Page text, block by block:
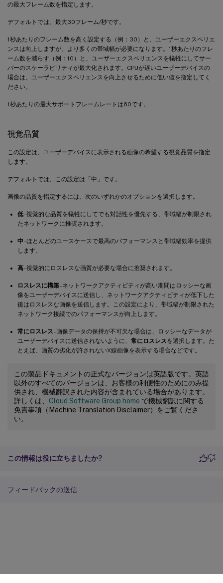
の最大フレーム数を指定します。
デフォルトでは、最大30フレーム/秒です。
1秒あたりのフレーム数を高く設定する（例：30）と、ユーザーエクスペリエ
ンスは向上しますが、より多くの帯域幅が必要になります。1秒あたりのフレ
ーム数を減らす（例：10）と、ユーザーエクスペリエンスを犠牲にしてサー
バーのスケーラビリティが最大化されます。CPUが遅いユーザーデバイスの
場合は、ユーザーエクスペリエンスを向上させるために低い値を指定してく
ださい。
1秒あたりの最大サポートフレームレートは60です。
視覚品質
この設定は、ユーザーデバイスに表示される画像の希望する視覚品質を指定
します。
デフォルトでは、この設定は「中」です。
画像の品質を指定するには、次のいずれかのオプションを選択します。
低- 視覚的な品質を犠牲にしてでも対話性を優先する、帯域幅が制限され
たネットワークに推奨されます。
中- ほとんどのユースケースで最高のパフォーマンスと帯域幅効率を提供
します。
高- 視覚的にロスレスな画質が必要な場合に推奨されます。
ロスレスに構築- ネットワークアクティビティが高い期間はロッシーな画
像をユーザーデバイスに送信し、ネットワークアクティビティが低下した
後はロスレスな画像を送信します。この設定により、帯域幅が制限された
ネットワーク接続でのパフォーマンスが向上します。
常にロスレス- 画像データの保持が不可欠な場合は、ロッシーなデータが
ユーザーデバイスに送信されないように、 常にロスレスを選択します。た
とえば、画質の劣化が許されないX線画像を表示する場合などです。
この製品ドキュメントの正式なバージョンは英語版です。英語
以外のすべてのバージョンは、お客様の利便性のためにのみ提
供され、機械翻訳された内容が含まれている場合があります。
詳しくは、 Cloud Software Group home で機械翻訳に関する
免責事項（Machine Translation Disclaimer）をご覧くださ
い。
この情報は役に立ちましたか?
フィードバックの送信